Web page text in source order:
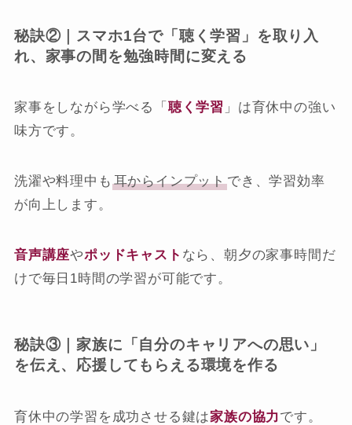
秘訣②｜スマホ1台で「聴く学習」を取り入
れ、家事の間を勉強時間に変える
家事をしながら学べる「 聴く学習 」は育休中の強い
味方です。
洗濯や料理中も 耳からインプットでき、学習効率
が向上します。
音声講座やポッドキャスト なら、朝夕の家事時間だ
けで毎日1時間の学習が可能です。
秘訣③｜家族に「自分のキャリアへの思い」
を伝え、応援してもらえる環境を作る
育休中の学習を成功させる鍵は家族の協力 です。